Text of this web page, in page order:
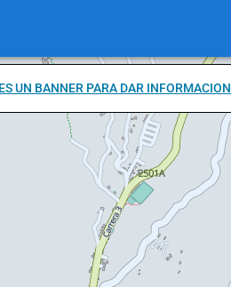
UN BANNER PARA DAR INFORMACION